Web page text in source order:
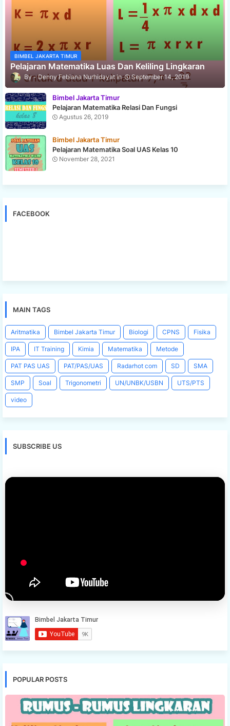
BIMBEL JAKARTA TIMUR
Pelajaran Matematika Luas Dan Keliling Lingkaran
Denny Febiana Nurhidayat September 14, 2019
Bimbel Jakarta Timur
Pelajaran Matematika Relasi Dan Fungsi
Agustus 26, 2019
Bimbel Jakarta Timur
Pelajaran Matematika Soal UAS Kelas 10
November 28, 2021
FACEBOOK
MAIN TAGS
Aritmatika Bimbel Jakarta Timur Biologi CPNS Fisika
IPA IT Training Kimia Matematika Metode
PAT PAS UAS PAT/PAS/UAS Radarhot com SD SMA
SMP Soal Trigonometri UN/UNBK/USBN UTS/PTS
video
SUBSCRIBE US
POPULAR POSTS